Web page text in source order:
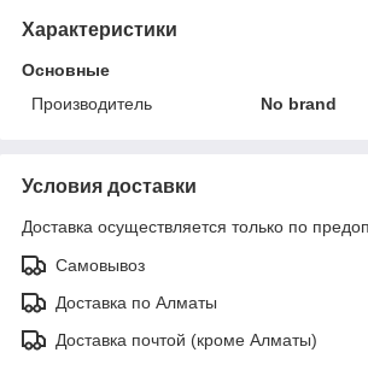
Характеристики
Основные
Производитель
No brand
Условия доставки
Доставка осуществляется только по
Самовывоз
Доставка по Алматы
Доставка почтой (кроме Алматы)